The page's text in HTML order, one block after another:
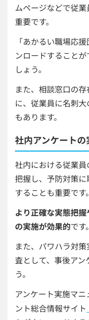
ムページなどで従
重要です。
「あかるい職場応
ンロードすること
しょう。
また、相談窓口の
に、従業員に名刺
もあります。
社内アンケートの
社内における従業
把握し、予防対策
することも重要です。
より正確な実態把
の実施が効果的です。
また、パワハラ対
査として、事後ア
う。
アンケート実施マ
ント総合情報サイト